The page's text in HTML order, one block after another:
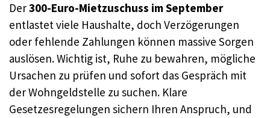
Der300-Euro-Mietzuschuss im September
entlastet viele Haushalte, doch Verzögerungen
oder fehlende Zahlungen können massive Sorgen
auslösen. Wichtig ist, Ruhe zu bewahren, mögliche
Ursachen zu prüfen und sofort das Gespräch mit
der Wohngeldstelle zu suchen. Klare
Gesetzesregelungen sichern Ihren Anspruch, und